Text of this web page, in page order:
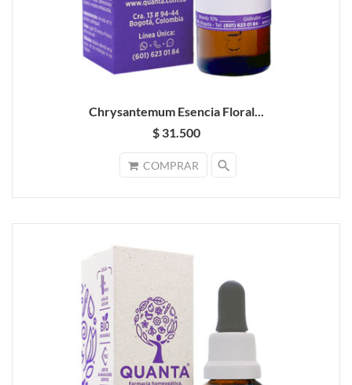
Chrysantemum Esencia Floral...
$ 31.500
COMPRAR search